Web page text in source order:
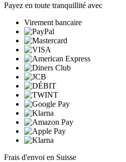
Payez en toute tranquillité avec
Virement bancaire
Frais d'envoi en Suisse